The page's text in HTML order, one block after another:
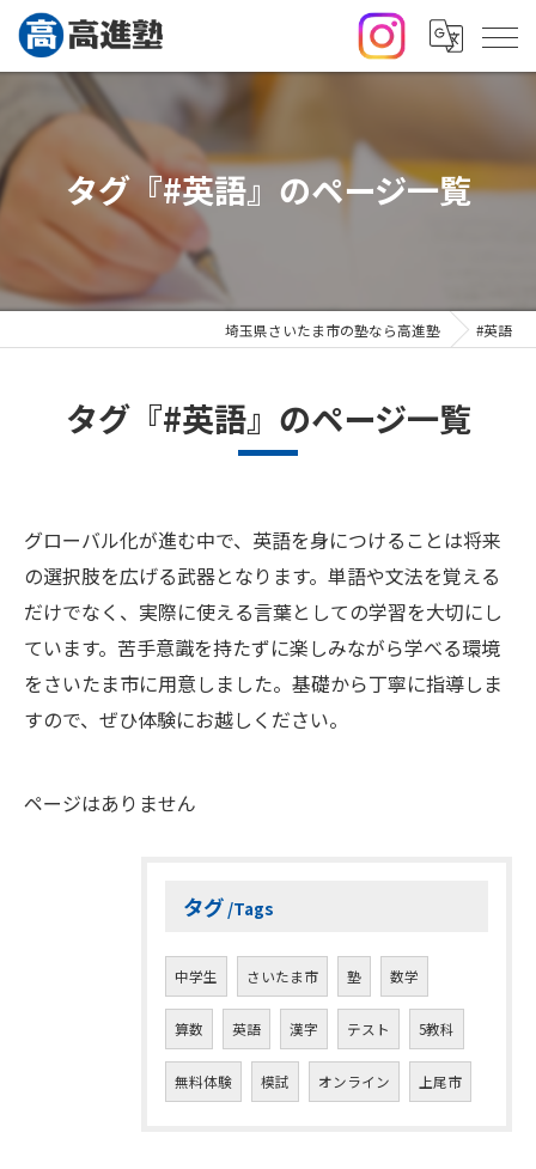
タグ『#英語』のページ一覧
埼玉県さいたま市の塾なら高進塾 #英語
タグ『#英語』のページ一覧
グローバル化が進む中で、英語を身につけることは将来
の選択肢を広げる武器となります。単語や文法を覚える
だけでなく、実際に使える言葉としての学習を大切にし
ています。苦手意識を持たずに楽しみながら学べる環境
をさいたま市に用意しました。基礎から丁寧に指導しま
すので、ぜひ体験にお越しください。
ページはありません
タグ Tags
中学生 さいたま市 塾 数学
算数 英語 漢字 テスト 5教科
無料体験 模試 オンライン 上尾市